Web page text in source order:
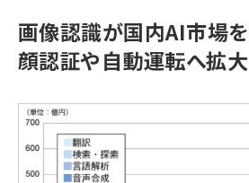
画像認識が国内AI市場
顔認証や自動運転へ拡大